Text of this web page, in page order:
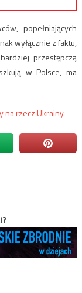
popełniających
wyłącznie z faktu,
przestępczą
w Polsce, ma
na rzecz Ukrainy